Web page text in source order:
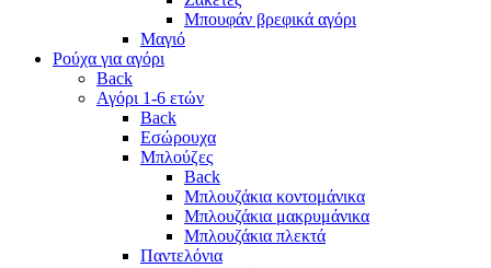
Μπουφάν βρεφικά αγόρι
Μαγιό
Ρούχα για αγόρι
Back
Αγόρι 1-6 ετών
Back
Εσώρουχα
Μπλούζες
Back
Μπλουζάκια κοντομάνικα
Μπλουζάκια μακρυμάνικα
Μπλουζάκια πλεκτά
Παντελόνια